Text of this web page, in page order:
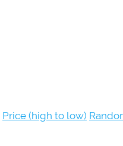
Price (high to low)